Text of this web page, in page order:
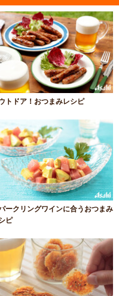
トドア！おつまみレシピ
ークリングワインに合うおつまみ
ピ